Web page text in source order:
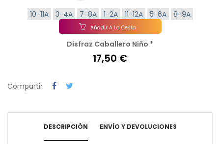
10-11A 3-4A 7-8A 1-2A 11-12A 5-6A 8-9A
Añadir A La Cesta
Disfraz Caballero Niño *
17,50 €
Compartir
DESCRIPCIÓN ENVÍO Y DEVOLUCIONES